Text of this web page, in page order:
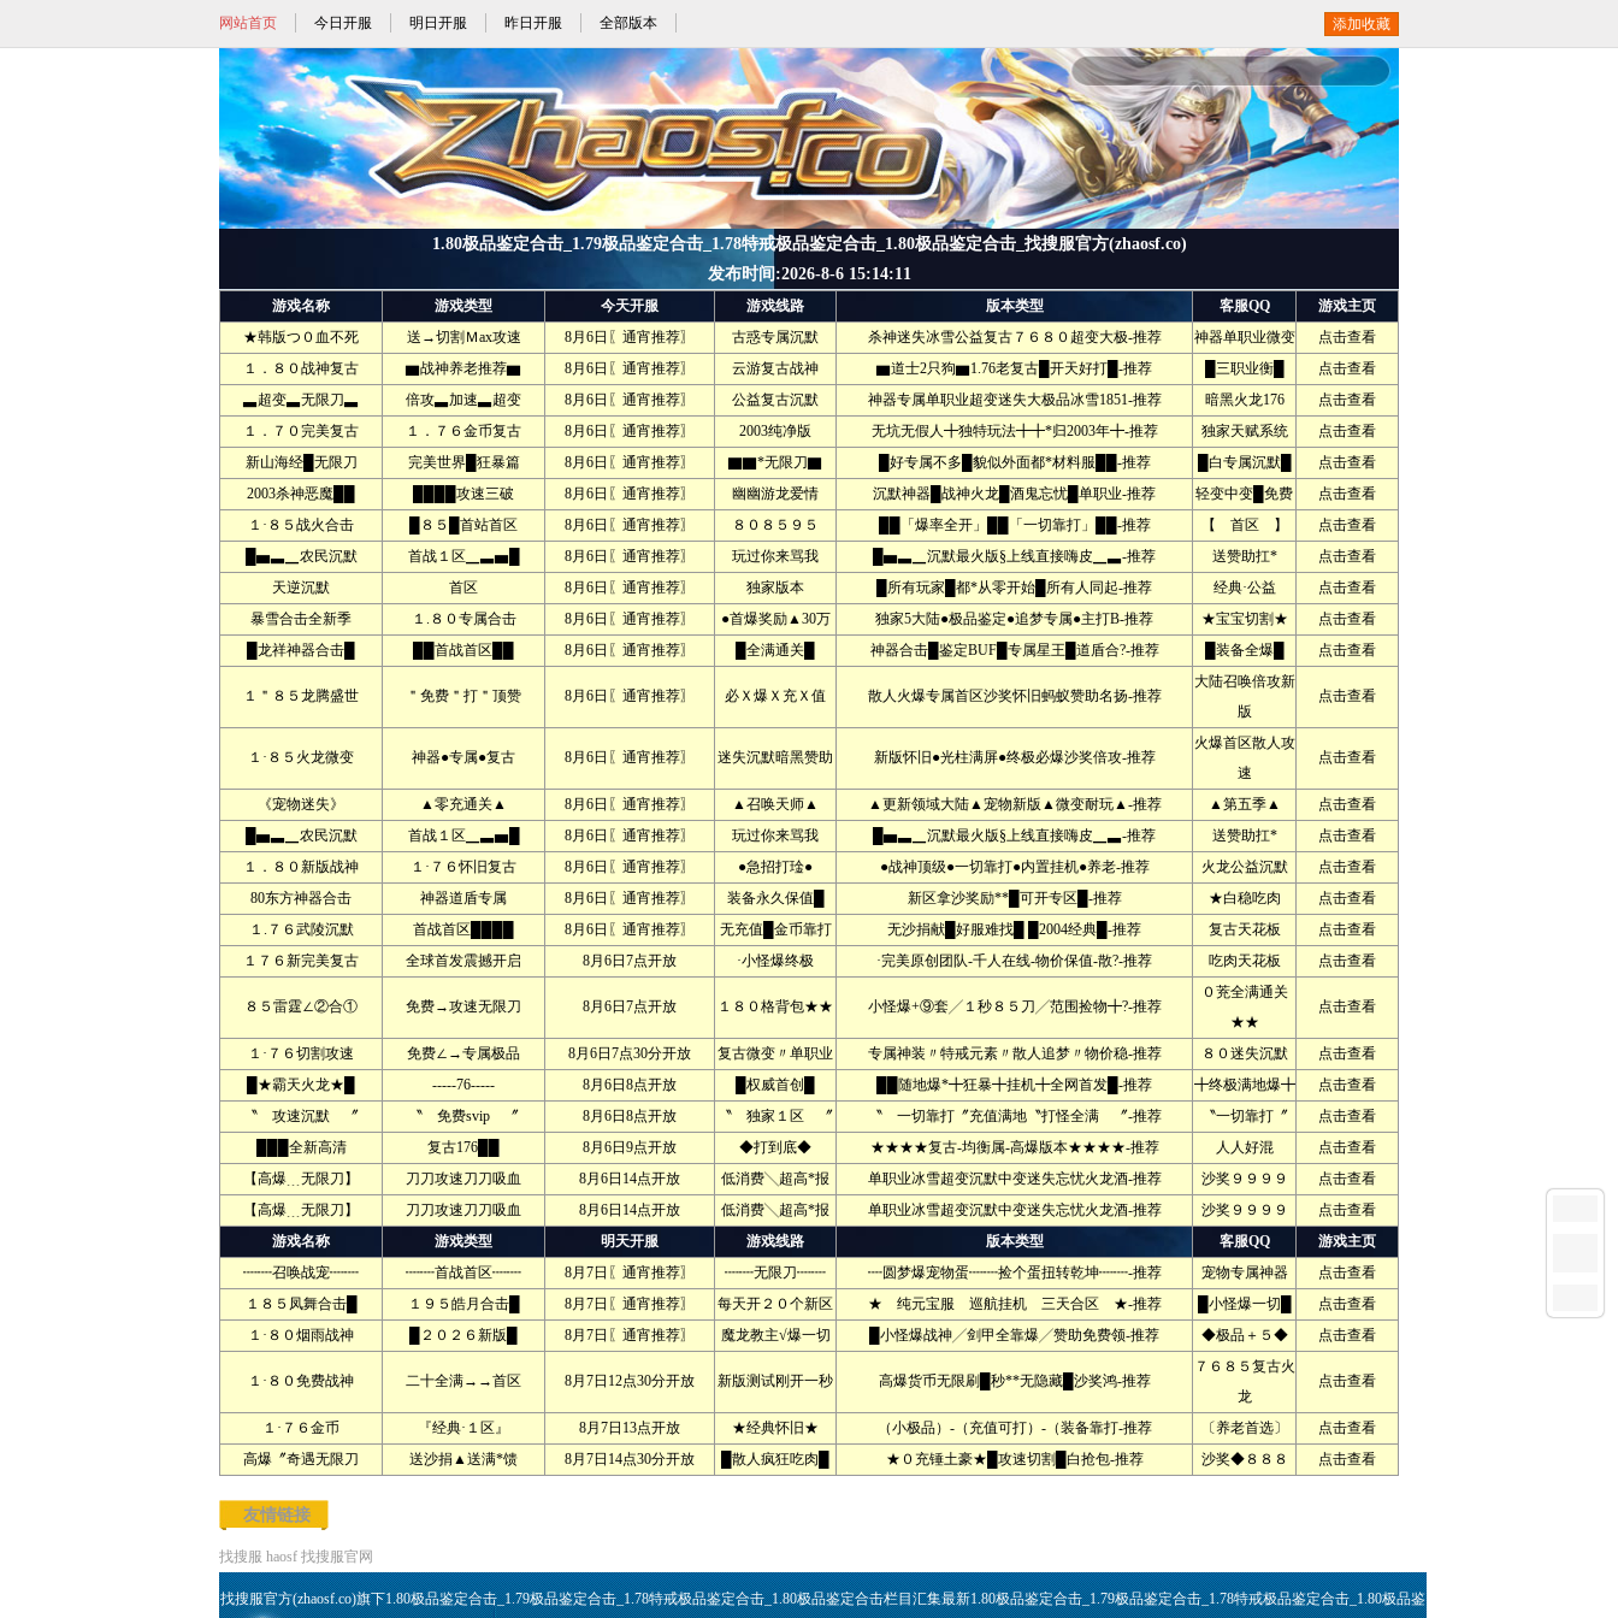
网站首页 今日开服 明日开服 昨日开服 全部版本 添加收藏
1.80极品鉴定合击_1.79极品鉴定合击_1.78特戒极品鉴定合击_1.80极品鉴定合击_找搜服官方(zhaosf.co)
发布时间:2026-8-6 15:14:11
游戏名称 游戏类型 今天开服 游戏线路 版本类型 客服QQ
游戏主页
★韩版つ０血不死
送→切割Ｍax攻速 8月6日〖通宵推荐〗 古惑专属沉默 杀神迷失冰雪公益复古７６８０超变大极-推荐 神器单职业微变
点击查看
１．８０战神复古
▆战神养老推荐▆ 8月6日〖通宵推荐〗 云游复古战神 ▆道士2只狗▆1.76老复古█开天好打█-推荐 █三职业衡█
点击查看
▃超变▃无限刀▃
倍攻▃加速▃超变 8月6日〖通宵推荐〗 公益复古沉默 神器专属单职业超变迷失大极品冰雪1851-推荐 暗黑火龙176
点击查看
１．７０完美复古
１．７６金币复古 8月6日〖通宵推荐〗 2003纯净版 无坑无假人╋独特玩法╋╋*归2003年╋-推荐 独家天赋系统
点击查看
新山海经█无限刀
完美世界█狂暴篇 8月6日〖通宵推荐〗 ▇▇*无限刀▇ █好专属不多█貌似外面都*材料服██-推荐 █白专属沉默█
点击查看
2003杀神恶魔██
████攻速三破 8月6日〖通宵推荐〗 幽幽游龙爱情 沉默神器█战神火龙█酒鬼忘忧█单职业-推荐 轻变中变█免费
点击查看
１·８５战火合击
█８５█首站首区 8月6日〖通宵推荐〗 ８０８５９５ ██「爆率全开」██「一切靠打」██-推荐 【 首区 】
点击查看
█▅▃▁农民沉默
首战１区▁▃▅█ 8月6日〖通宵推荐〗 玩过你来骂我 █▅▃▁沉默最火版§上线直接嗨皮▁▃-推荐 送赞助扛*
点击查看
天逆沉默
首区 8月6日〖通宵推荐〗 独家版本 █所有玩家█都*从零开始█所有人同起-推荐 经典·公益
点击查看
暴雪合击全新季
１.８０专属合击 8月6日〖通宵推荐〗 ●首爆奖励▲30万 独家5大陆●极品鉴定●追梦专属●主打B-推荐 ★宝宝切割★
点击查看
█龙祥神器合击█
██首战首区██ 8月6日〖通宵推荐〗 █全满通关█ 神器合击█鉴定BUF█专属星王█道盾合?-推荐 █装备全爆█ 点击查看
１＂８５龙腾盛世 ＂免费＂打＂顶赞 8月6日〖通宵推荐〗 必Ｘ爆Ｘ充Ｘ值 散人火爆专属首区沙奖怀旧蚂蚁赞助名扬-推荐
大陆召唤倍攻新
版
点击查看
１·８５火龙微变 神器●专属●复古 8月6日〖通宵推荐〗 迷失沉默暗黑赞助 新版怀旧●光柱满屏●终极必爆沙奖倍攻-推荐
火爆首区散人攻
速
点击查看
《宠物迷失》 ▲零充通关▲ 8月6日〖通宵推荐〗 ▲召唤天师▲ ▲更新领域大陆▲宠物新版▲微变耐玩▲-推荐 ▲第五季▲
点击查看
█▅▃▁农民沉默
首战１区▁▃▅█ 8月6日〖通宵推荐〗 玩过你来骂我 █▅▃▁沉默最火版§上线直接嗨皮▁▃-推荐 送赞助扛*
点击查看
１．８０新版战神
１·７６怀旧复古 8月6日〖通宵推荐〗 ●急招打琻● ●战神顶级●一切靠打●内置挂机●养老-推荐 火龙公益沉默
点击查看
80东方神器合击
神器道盾专属 8月6日〖通宵推荐〗 装备永久保值█ 新区拿沙奖励**█可开专区█-推荐 ★白稳吃肉
点击查看
１.７６武陵沉默
首战首区████ 8月6日〖通宵推荐〗 无充值█金币靠打 无沙捐献█好服难找█ █2004经典█-推荐 复古天花板
点击查看
１７６新完美复古
全球首发震撼开启 8月6日7点开放 ·小怪爆终极 ·完美原创团队-千人在线-物价保值-散?-推荐 吃肉天花板 点击查看
８５雷霆∠②合① 免费→攻速无限刀 8月6日7点开放 １８０格背包★★ 小怪爆+⑨套╱１秒８５刀╱范围捡物╋?-推荐
０茺全满通关
★★
点击查看
１·７６切割攻速 免费∠→专属极品 8月6日7点30分开放 复古微变〃单职业 专属神装〃特戒元素〃散人追梦〃物价稳-推荐 ８０迷失沉默
点击查看
█★霸天火龙★█
-----76----- 8月6日8点开放 █权威首创█ ██随地爆*╋狂暴╋挂机╋全网首发█-推荐 ╋终极满地爆╋
点击查看
〝 攻速沉默 〞
〝 免费svip 〞 8月6日8点开放 〝 独家１区 〞 〝 一切靠打〞充值满地〝打怪全满 〞-推荐 〝一切靠打〞
点击查看
███全新高清
复古176██ 8月6日9点开放 ◆打到底◆ ★★★★复古-均衡属-高爆版本★★★★-推荐 人人好混
点击查看
【高爆﹍无限刀】
刀刀攻速刀刀吸血 8月6日14点开放 低消费╲超高*报 单职业冰雪超变沉默中变迷失忘忧火龙酒-推荐 沙奖９９９９
点击查看
【高爆﹍无限刀】
刀刀攻速刀刀吸血 8月6日14点开放 低消费╲超高*报 单职业冰雪超变沉默中变迷失忘忧火龙酒-推荐 沙奖９９９９
点击查看
游戏名称
游戏类型 明天开服 游戏线路 版本类型 客服QQ
游戏主页
┉┉召唤战宠┉┉
┉┉首战首区┉┉ 8月7日〖通宵推荐〗 ┉┉无限刀┉┉ ┉圆梦爆宠物蛋┉┉捡个蛋扭转乾坤┉┉-推荐 宠物专属神器
点击查看
１８５凤舞合击█
１９５皓月合击█ 8月7日〖通宵推荐〗 每天开２０个新区 ★ 纯元宝服 巡航挂机 三天合区 ★-推荐 █小怪爆一切█
点击查看
１·８０烟雨战神
█２０２６新版█ 8月7日〖通宵推荐〗 魔龙教主√爆一切 █小怪爆战神╱剑甲全靠爆╱赞助免费领-推荐 ◆极品＋５◆ 点击查看
１·８０免费战神 二十全满→→首区 8月7日12点30分开放 新版测试刚开一秒 高爆货币无限刷█秒**无隐藏█沙奖鸿-推荐
７６８５复古火
龙
点击查看
１·７６金币 『经典·１区』 8月7日13点开放 ★经典怀旧★ （小极品）-（充值可打）-（装备靠打-推荐 〔养老首选〕
点击查看
高爆〞奇遇无限刀
送沙捐▲送满*馈 8月7日14点30分开放 █散人疯狂吃肉█ ★０充锤土豪★█攻速切割█白抢包-推荐 沙奖◆８８８ 点击查看
友情链接
找搜服 haosf 找搜服官网
找搜服官方(zhaosf.co)旗下1.80极品鉴定合击_1.79极品鉴定合击_1.78特戒极品鉴定合击_1.80极品鉴定合击栏目汇集最新1.80极品鉴定合击_1.79极品鉴定合击_1.78特戒极品鉴定合击_1.80极品鉴